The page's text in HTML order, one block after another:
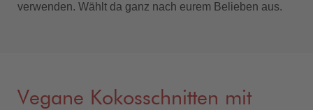
verwenden. Wählt da ganz nach eurem Belieben aus.
Vegane Kokosschnitten mit